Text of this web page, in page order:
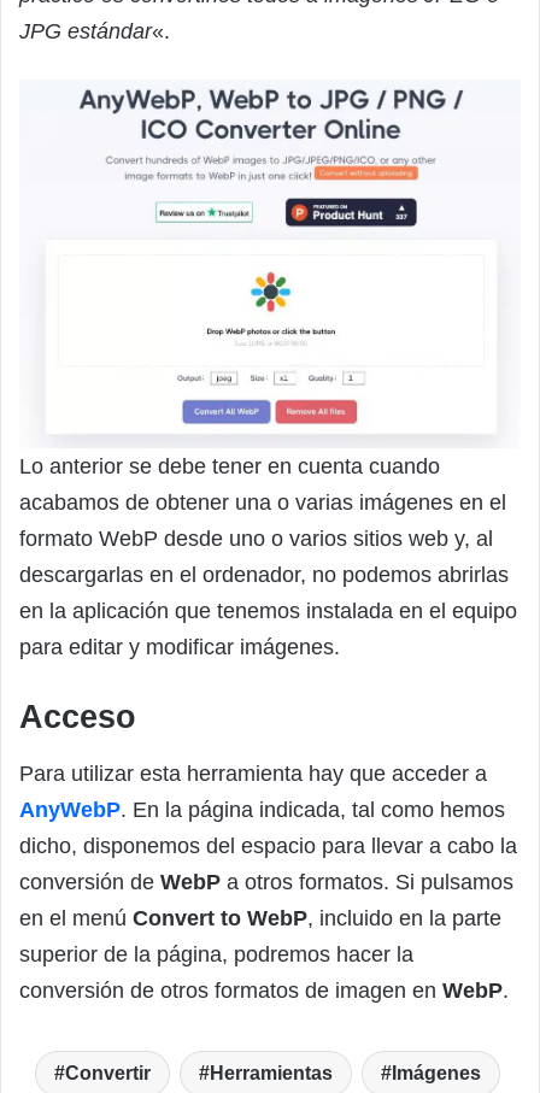
JPG estándar«.
Lo anterior se debe tener en cuenta cuando
acabamos de obtener una o varias imágenes en el
formato WebP desde uno o varios sitios web y, al
descargarlas en el ordenador, no podemos abrirlas
en la aplicación que tenemos instalada en el equipo
para editar y modificar imágenes.
Acceso
Para utilizar esta herramienta hay que acceder a
AnyWebP. En la página indicada, tal como hemos
dicho, disponemos del espacio para llevar a cabo la
conversión de WebP a otros formatos. Si pulsamos
en el menú Convert to WebP, incluido en la parte
superior de la página, podremos hacer la
conversión de otros formatos de imagen en WebP.
Convertir Herramientas Imágenes